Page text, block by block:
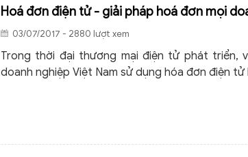
Hoá đơn điện tử - giải pháp hoá đơn mọi
03/07/2017 - 2880 lượt xem
Trong thời đại thương mại điện tử phát triển,
doanh nghiệp Việt Nam sử dụng hóa đơn điện tử